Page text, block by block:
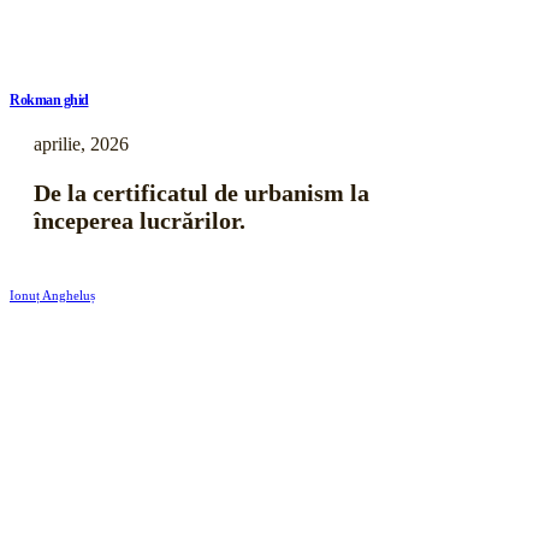
Rokman ghid
aprilie, 2026
De la certificatul de urbanism la
începerea lucrărilor.
Ionuț Angheluș